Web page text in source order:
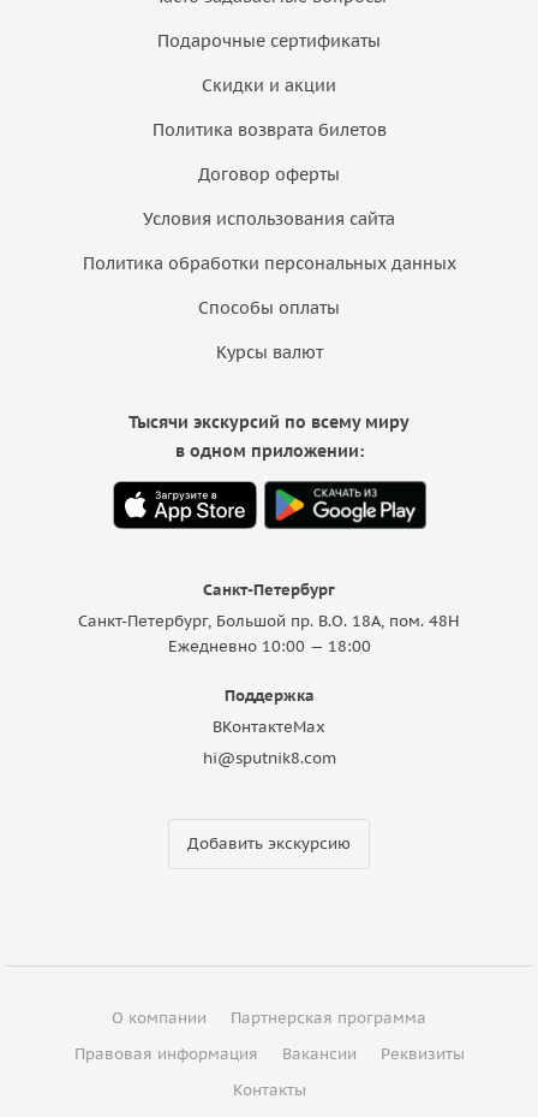
Подарочные сертификаты
Скидки и акции
Политика возврата билетов
Договор оферты
Условия использования сайта
Политика обработки персональных данных
Способы оплаты
Курсы валют
Санкт-Петербург
Санкт-Петербург, Большой пр. В.О. 18A, пом. 48Н
Ежедневно 10:00 — 18:00
Поддержка
ВКонтактеMax
hi@sputnik8.com
Добавить экскурсию
Тысячи экскурсий по всему миру
в одном приложении:
О компании
Партнерская программа
Правовая информация
Вакансии
Реквизиты
Контакты